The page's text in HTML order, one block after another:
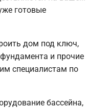
готовые
дом под ключ,
и прочие
специалистам по
бассейна,